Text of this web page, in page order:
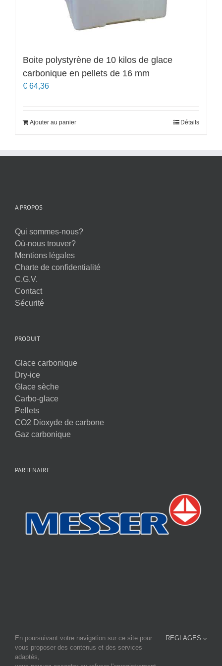
Boite polystyrène de 10 kilos de glace
carbonique en pellets de 16 mm
€ 64,36
Ajouter au panier Détails
A PROPOS
Qui sommes-nous?
Où-nous trouver?
Mentions légales
Charte de confidentialité
C.G.V.
Contact
Sécurité
PRODUIT
Glace carbonique
Dry-ice
Glace sèche
Carbo-glace
Pellets
CO2 Dioxyde de carbone
Gaz carbonique
PARTENAIRE
En savoir plus sur notre site principal: www.fourage-cti.fr
et consulter notre site sur la micro-brasseriewww.micro-brasserie.fr
FOURAGE-CTI - Tournebride - BP37 - F-44690 LA HAYE FOUASSIÈRE
En poursuivant votre navigation sur ce site pour
vous proposer des contenus et des services
adaptés,
REGLAGES